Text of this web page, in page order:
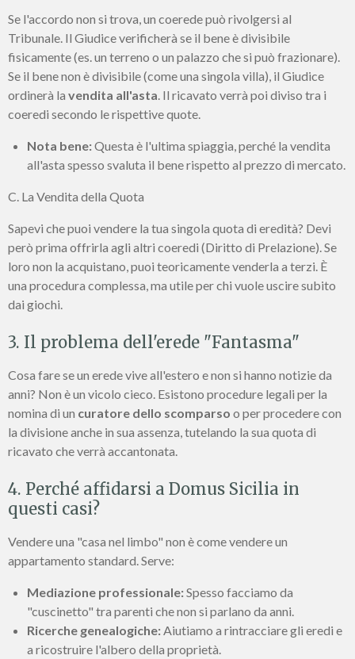
Se l'accordo non si trova, un coerede può rivolgersi al
Tribunale. Il Giudice verificherà se il bene è divisibile
fisicamente (es. un terreno o un palazzo che si può frazionare).
Se il bene non è divisibile (come una singola villa), il Giudice
ordinerà la vendita all'asta. Il ricavato verrà poi diviso tra i
coeredi secondo le rispettive quote.
Nota bene:Questa è l'ultima spiaggia, perché la vendita
all'asta spesso svaluta il bene rispetto al prezzo di mercato.
C. La Vendita della Quota
Sapevi che puoi vendere la tua singola quota di eredità? Devi
però prima offrirla agli altri coeredi (Diritto di Prelazione). Se
loro non la acquistano, puoi teoricamente venderla a terzi. È
una procedura complessa, ma utile per chi vuole uscire subito
dai giochi.
3. Il problema dell'erede "Fantasma"
Cosa fare se un erede vive all'estero e non si hanno notizie da
anni? Non è un vicolo cieco. Esistono procedure legali per la
nomina di un curatore dello scomparso o per procedere con
la divisione anche in sua assenza, tutelando la sua quota di
ricavato che verrà accantonata.
4. Perché affidarsi a Domus Sicilia in
questi casi?
Vendere una "casa nel limbo" non è come vendere un
appartamento standard. Serve:
Mediazione professionale:Spesso facciamo da
"cuscinetto" tra parenti che non si parlano da anni.
Ricerche genealogiche:Aiutiamo a rintracciare gli eredi e
a ricostruire l'albero della proprietà.